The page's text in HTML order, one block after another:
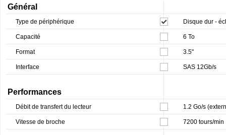
Général
Type de périphérique Disque dur -
Capacité 6 To
Format 3.5"
Interface SAS 12Gb/s
Performances
Débit de transfert du lecteur 1.2 Go/s
Vitesse de broche 7200 tours/min